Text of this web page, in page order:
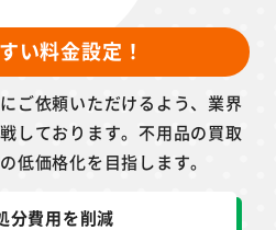
い料金設定！
ご依頼いただけるよう、業界
しております。不用品の買取
低価格化を目指します。
分費用を削減